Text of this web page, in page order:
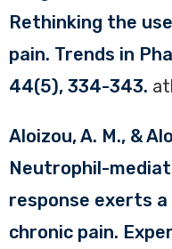
Rethinking the
pain. Trends in
44(5), 334-343.
Aloizou, A. M., &
Neutrophil-
response exerts
chronic pain.